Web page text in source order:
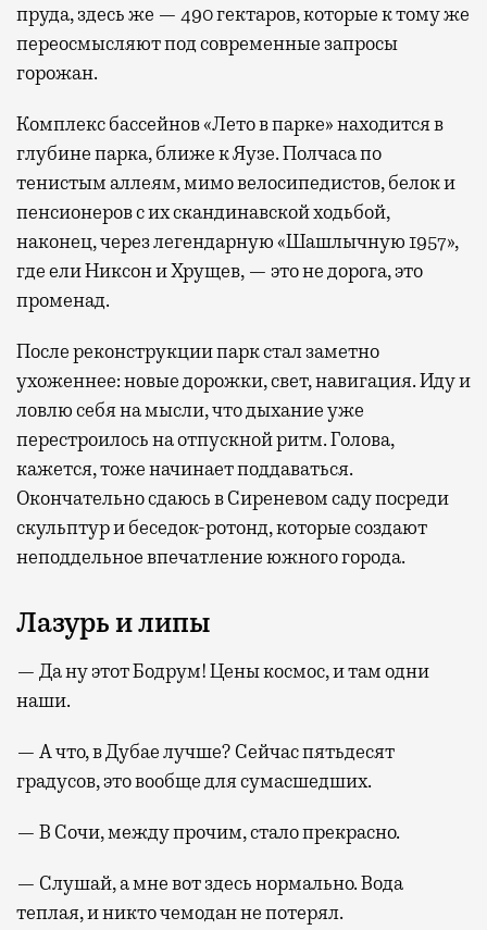
пруда, здесь же — 490 гектаров, которые к тому же
переосмысляют под современные запросы
горожан.
Комплекс бассейнов «Лето в парке» находится в
глубине парка, ближе к Яузе. Полчаса по
тенистым аллеям, мимо велосипедистов, белок и
пенсионеров с их скандинавской ходьбой,
наконец, через легендарную «Шашлычную 1957»,
где ели Никсон и Хрущев, — это не дорога, это
променад.
После реконструкции парк стал заметно
ухоженнее: новые дорожки, свет, навигация. Иду и
ловлю себя на мысли, что дыхание уже
перестроилось на отпускной ритм. Голова,
кажется, тоже начинает поддаваться.
Окончательно сдаюсь в Сиреневом саду посреди
скульптур и беседок-ротонд, которые создают
неподдельное впечатление южного города.
Лазурь и липы
— Да ну этот Бодрум! Цены космос, и там одни
наши.
— А что, в Дубае лучше? Сейчас пятьдесят
градусов, это вообще для сумасшедших.
— В Сочи, между прочим, стало прекрасно.
— Слушай, а мне вот здесь нормально. Вода
теплая, и никто чемодан не потерял.